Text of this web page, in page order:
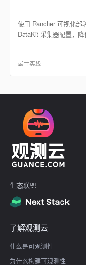
使用 Rancher 可视化部
DataKit 采集器配置，降
最佳实践
生态联盟
了解观测云
什么是可观测性
为什么构建可观测性